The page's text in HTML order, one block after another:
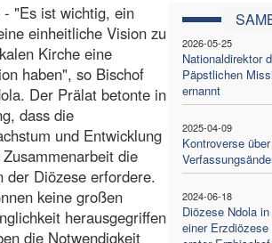
2026-05-25
Nationaldirektor
Päpstlichen
ernannt
2025-04-09
Kontroverse
2024-06-18
Diözese Ndola
einer Erzdiözese
"Es ist wichtig, ein
einheitliche Vision zu
Kirche eine
haben", so Bischof
Der Prälat betonte in
dass die
und Entwicklung
die
der Diözese erfordere.
keine großen
herausgegriffen
die Notwendigkeit